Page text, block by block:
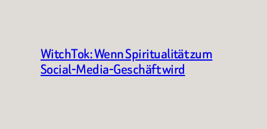
WitchTok: Wenn Spiritualität zum
Social-Media-Geschäft wird